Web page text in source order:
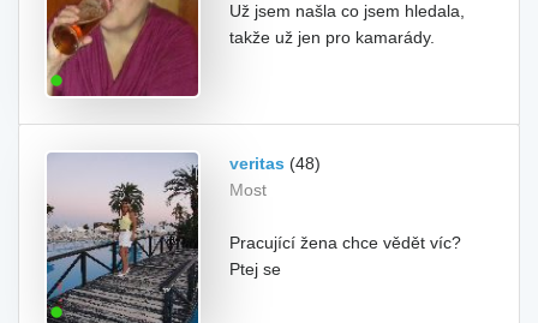
Už jsem našla co jsem hledala,
takže už jen pro kamarády.
veritas (48)
Most
Pracující žena chce vědět víc?
Ptej se